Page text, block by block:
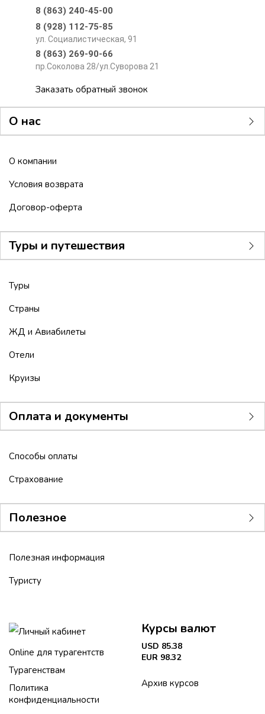
8 (863) 240-45-00
8 (928) 112-75-85
ул. Социалистическая, 91
8 (863) 269-90-66
пр.Соколова 28/ул.Суворова 21
Заказать обратный звонок
О нас
О компании
Условия возврата
Договор-оферта
Туры и путешествия
Туры
Страны
ЖД и Авиабилеты
Отели
Круизы
Оплата и документы
Способы оплаты
Страхование
Полезное
Полезная информация
Туристу
Личный кабинет
Online для турагентств
Турагенствам
Политика
конфиденциальности
Курсы валют
USD 85.38
EUR 98.32
Архив курсов